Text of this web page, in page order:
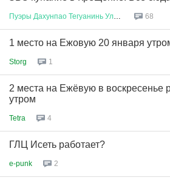
Пуэры Дахунпао Тегуанинь Улуны 68
1 место на Ежовую 20 января
Storg 1
2 места на Ежёвую в воскресенье
утром
Tetra 4
ГЛЦ Исеть работает?
e-punk 2